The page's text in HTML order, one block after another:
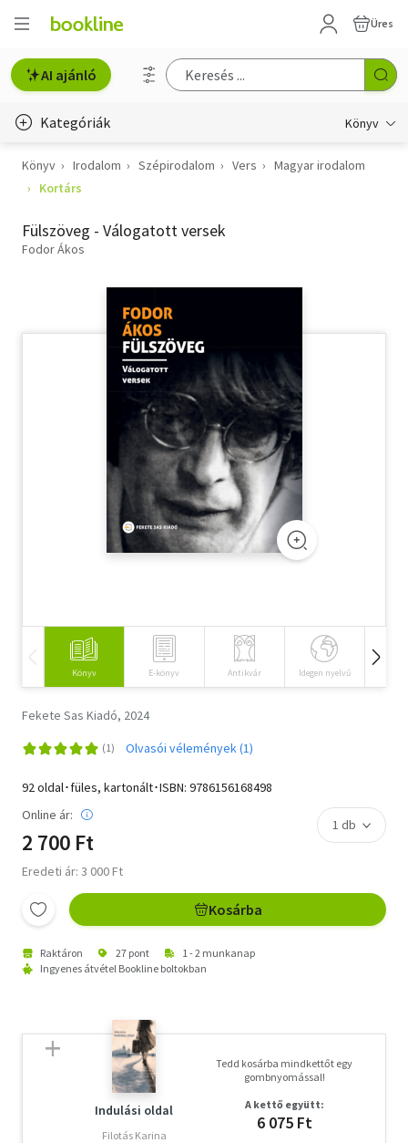
Üres
AI ajánló
Kategóriák Könyv
Életmód, egészség
Gyermek- és ifjúsági
Hobbi, szabadidő
Tankönyv, segédkönyv
Társadalomtudomány
Természettudomány
Könyv Irodalom Szépirodalom Vers
Magyar irodalom
Kortárs
Fülszöveg - Válogatott versek
Fodor Ákos
Könyv E-könyv Antikvár Idegen nyelvű
Fekete Sas Kiadó, 2024
Olvasói vélemények (1)
92 oldal･füles, kartonált･ISBN: 9786156168498
Online ár:
2 700 Ft
Eredeti ár: 3 000 Ft
Kosárba
Raktáron 27 pont
1 - 2 munkanap
Ingyenes átvétel Bookline boltokban
Indulási oldal
Filotás Karina
Tedd kosárba mindkettőt egy
gombnyomással!
A kettő együtt:
6 075 Ft